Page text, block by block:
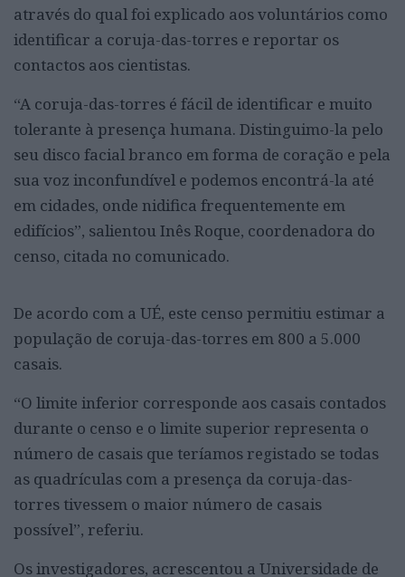
através do qual foi explicado aos voluntários como
identificar a coruja-das-torres e reportar os
contactos aos cientistas.
“A coruja-das-torres é fácil de identificar e muito
tolerante à presença humana. Distinguimo-la pelo
seu disco facial branco em forma de coração e pela
sua voz inconfundível e podemos encontrá-la até
em cidades, onde nidifica frequentemente em
edifícios”, salientou Inês Roque, coordenadora do
censo, citada no comunicado.
De acordo com a UÉ, este censo permitiu estimar a
população de coruja-das-torres em 800 a 5.000
casais.
“O limite inferior corresponde aos casais contados
durante o censo e o limite superior representa o
número de casais que teríamos registado se todas
as quadrículas com a presença da coruja-das-
torres tivessem o maior número de casais
possível”, referiu.
Os investigadores, acrescentou a Universidade de